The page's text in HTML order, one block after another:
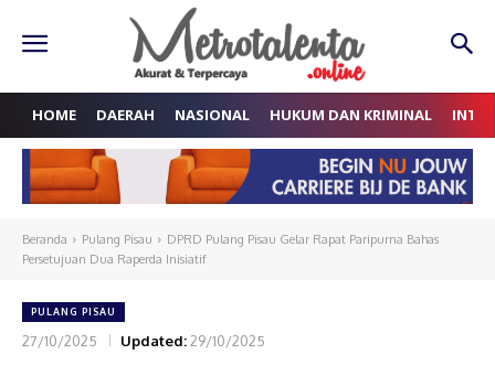
HOME DAERAH NASIONAL HUKUM DAN KRIMINAL
Beranda Pulang Pisau
DPRD Pulang Pisau Gelar Rapat Paripurna Bahas
Persetujuan Dua Raperda Inisiatif
PULANG PISAU
27/10/2025 Updated:29/10/2025